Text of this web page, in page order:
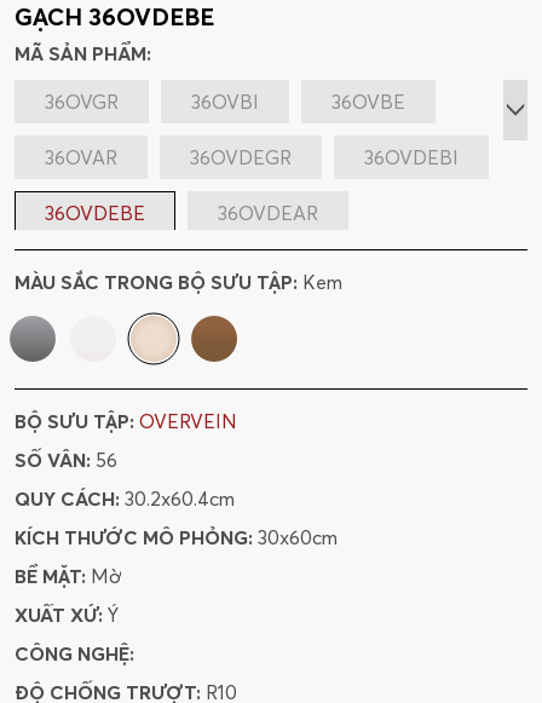
GẠCH 36OVDEBE
MÃ SẢN PHẨM:
36OVGR
36OVBI 36OVBE
36OVAR 36OVDEGR 36OVDEBI
36OVDEBE 36OVDEAR
612OVDEBI 612OVDEAR
612OVBI 612OVAR
MÀU SẮC TRONG BỘ SƯU TẬP: Kem
BỘ SƯU TẬP: OVERVEIN
SỐ VÂN: 56
QUY CÁCH: 30.2x60.4cm
KÍCH THƯỚC MÔ PHỎNG: 30x60cm
BỀ MẶT: Mờ
XUẤT XỨ: Ý
CÔNG NGHỆ:
ĐỘ CHỐNG TRƯỢT: R10